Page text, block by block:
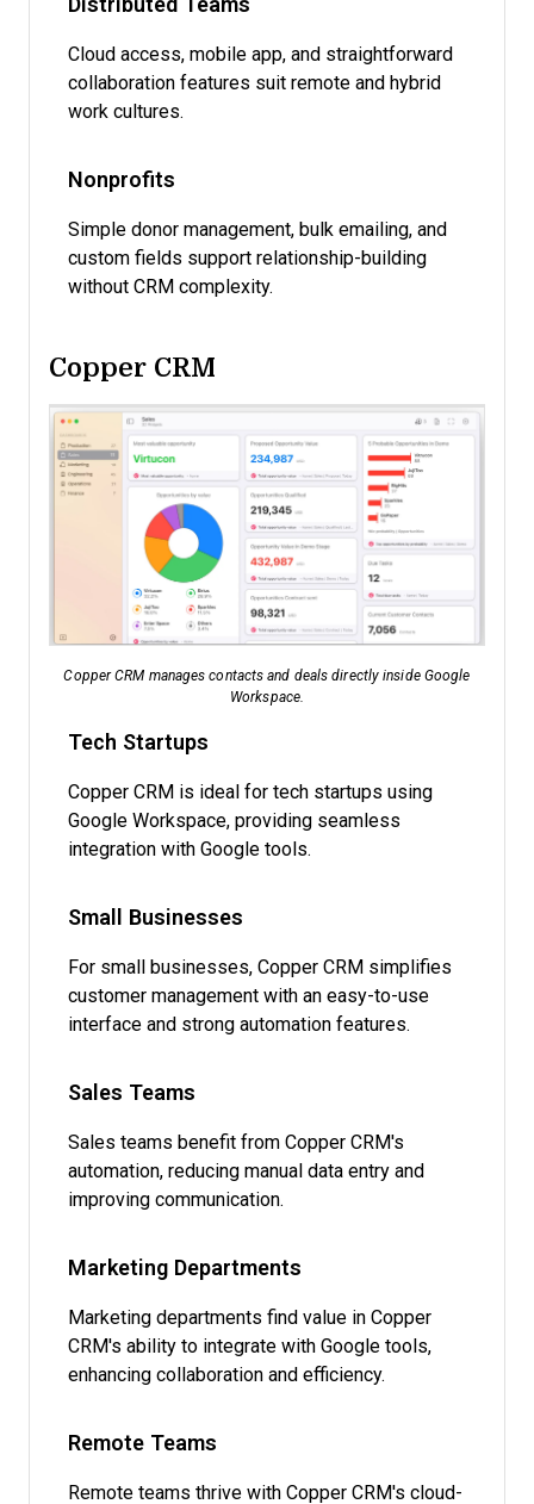
Cloud access, mobile app, and straightforward
collaboration features suit remote and hybrid
work cultures.
Nonprofits
Simple donor management, bulk emailing, and
custom fields support relationship-building
without CRM complexity.
Copper CRM
Copper CRM manages contacts and deals directly inside Google
Workspace.
Tech Startups
Copper CRM is ideal for tech startups using
Google Workspace, providing seamless
integration with Google tools.
Small Businesses
For small businesses, Copper CRM simplifies
customer management with an easy-to-use
interface and strong automation features.
Sales Teams
Sales teams benefit from Copper CRM's
automation, reducing manual data entry and
improving communication.
Marketing Departments
Marketing departments find value in Copper
CRM's ability to integrate with Google tools,
enhancing collaboration and efficiency.
Remote Teams
Remote teams thrive with Copper CRM's cloud-